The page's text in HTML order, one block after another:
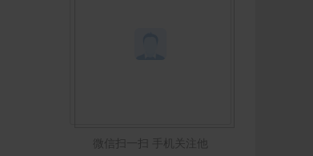
微信扫一扫 手机关注他